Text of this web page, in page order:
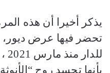
يذكر أخيرا أن هذه
تحضر فيها عرض ديور،
بأنها تجسد روح